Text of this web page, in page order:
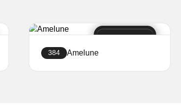
384 Amelune